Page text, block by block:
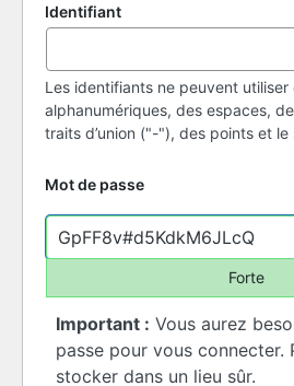
Identifiant
Les identifiants ne peuvent
alphanumériques, des espaces,
traits d’union ("-"), des points et le
Mot de passe
Forte
Important : Vous aurez
passe pour vous connecter.
stocker dans un lieu sûr.